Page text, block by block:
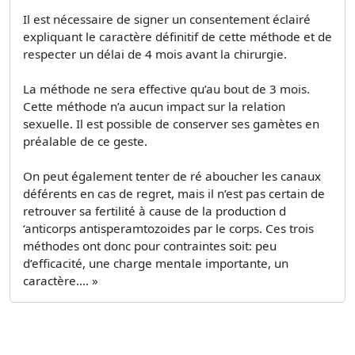
Il est nécessaire de signer un consentement éclairé
expliquant le caractère définitif de cette méthode et de
respecter un délai de 4 mois avant la chirurgie.
La méthode ne sera effective qu’au bout de 3 mois.
Cette méthode n’a aucun impact sur la relation
sexuelle. Il est possible de conserver ses gamètes en
préalable de ce geste.
On peut également tenter de ré aboucher les canaux
déférents en cas de regret, mais il n’est pas certain de
retrouver sa fertilité à cause de la production d
‘anticorps antisperamtozoides par le corps. Ces trois
méthodes ont donc pour contraintes soit: peu
d’efficacité, une charge mentale importante, un
caractère.... »